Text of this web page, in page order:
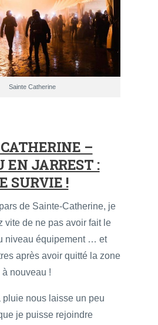
Sainte Catherine
–
EN JARREST :
SURVIE !
de Sainte-Catherine, je
vite de ne pas avoir fait le
niveau équipement … et
après avoir quitté la zone
à nouveau !
pluie nous laisse un peu
je puisse rejoindre